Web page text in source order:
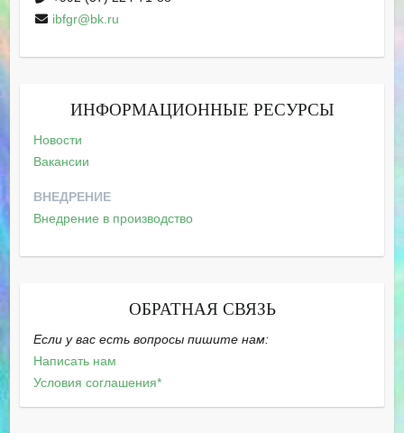
ibfgr@bk.ru
ИНФОРМАЦИОННЫЕ РЕСУРСЫ
Новости
Вакансии
ВНЕДРЕНИЕ
Внедрение в производство
ОБРАТНАЯ СВЯЗЬ
Если у вас есть вопросы пишите нам:
Написать нам
Условия соглашения*